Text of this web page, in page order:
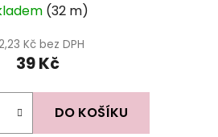
(32 m)
Kč bez DPH
39 Kč
DO KOŠÍKU